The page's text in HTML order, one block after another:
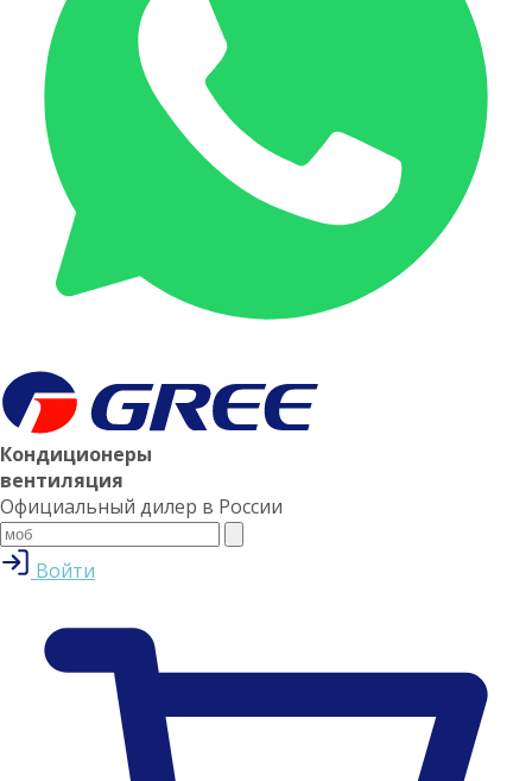
Кондиционеры
вентиляция
Официальный дилер в России
Войти